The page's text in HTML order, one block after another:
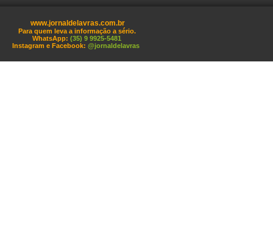
www.jornaldelavras.com.br
Para quem leva a informação a sério.
WhatsApp: (35) 9 9925-5481
Instagram e Facebook: @jornaldelavras